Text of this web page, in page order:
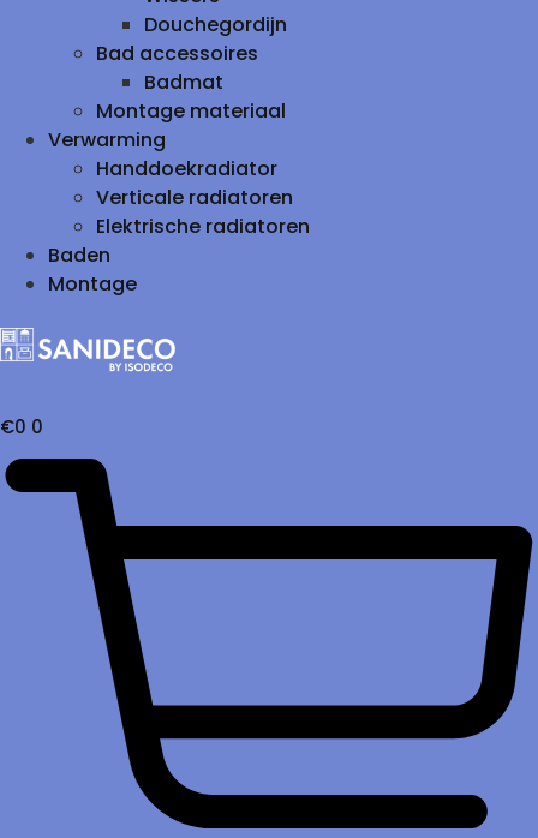
Douchegordijn
Bad accessoires
Badmat
Montage materiaal
Verwarming
Handdoekradiator
Verticale radiatoren
Elektrische radiatoren
Baden
Montage
€0 0